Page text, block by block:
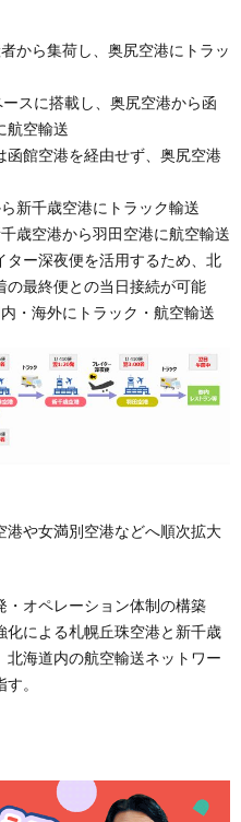
から集荷し、奥尻空港にトラッ
スに搭載し、奥尻空港から函
航空輸送
館空港を経由せず、奥尻空港
新千歳空港にトラック輸送
歳空港から羽田空港に航空輸送
ー深夜便を活用するため、北
の最終便との当日接続が可能
・海外にトラック・航空輸送
や女満別空港などへ順次拡大
・オペレーション体制の構築
による札幌丘珠空港と新千歳
海道内の航空輸送ネットワー
。